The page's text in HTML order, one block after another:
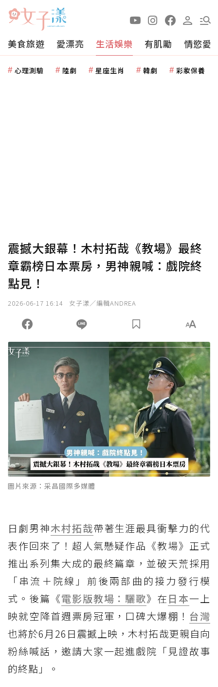
美食旅遊 愛漂亮 生活娛樂 有肌勵 情慾愛
心理測驗 陸劇 星座生肖 韓劇 彩妝保養
震撼大銀幕！木村拓哉《教場》最終
章霸榜日本票房，男神親喊：戲院終
點見！
2026-06-17 16:14 女子漾／編輯ANDREA
圖片來源：采昌國際多媒體
日劇男神木村拓哉帶著生涯最具衝擊力的代
表作回來了！超人氣懸疑作品《教場》正式
推出系列集大成的最終篇章，並破天荒採用
「串流＋院線」前後兩部曲的接力發行模
式。後篇《電影版教場：驪歌》在 日本一上
映就空降首週票房冠軍，口碑大爆棚！ 台灣
也將於6月26日震撼上映，木村拓哉更親自向
粉絲喊話，邀請大家一起進戲院「見證故事
的終點」。